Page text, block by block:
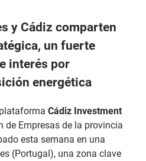
y Cádiz comparten
un fuerte
interés por
energética
Cádiz Investment
de Empresas de la provincia
esta semana en una
(Portugal), una zona clave